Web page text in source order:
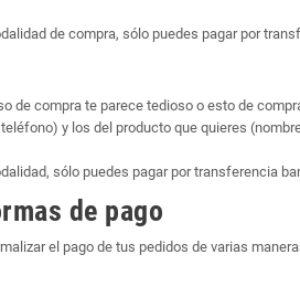
de compra, sólo puedes pagar por
de compra te parece tedioso o esto de
y los del producto que quieres
sólo puedes pagar por transferencia
de pago
el pago de tus pedidos de varias